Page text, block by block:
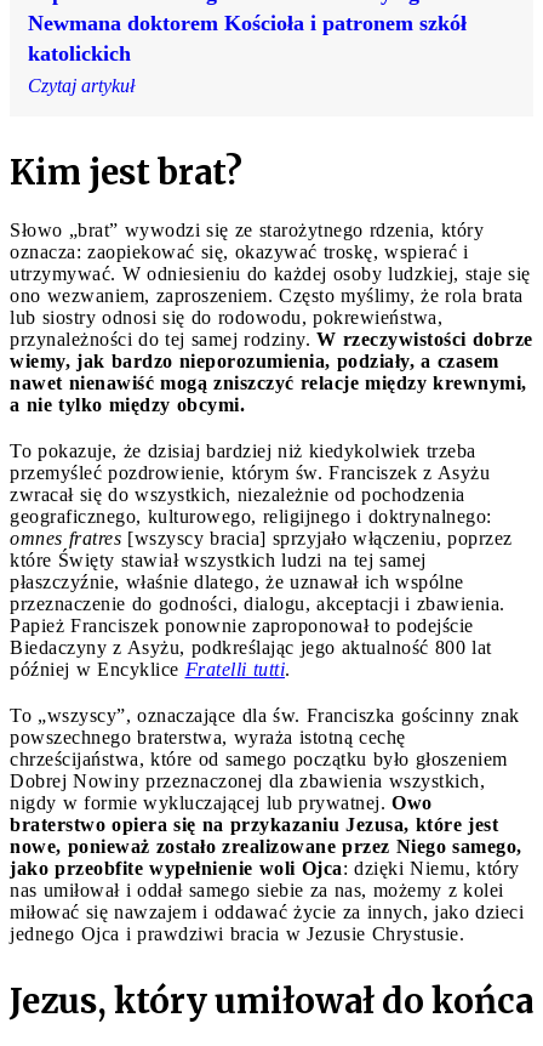
Newmana doktorem Kościoła i patronem szkół
katolickich
Czytaj artykuł
Kim jest brat?
Słowo „brat” wywodzi się ze starożytnego rdzenia, który
oznacza: zaopiekować się, okazywać troskę, wspierać i
utrzymywać. W odniesieniu do każdej osoby ludzkiej, staje się
ono wezwaniem, zaproszeniem. Często myślimy, że rola brata
lub siostry odnosi się do rodowodu, pokrewieństwa,
przynależności do tej samej rodziny. W rzeczywistości dobrze
wiemy, jak bardzo nieporozumienia, podziały, a czasem
nawet nienawiść mogą zniszczyć relacje między krewnymi,
a nie tylko między obcymi.
To pokazuje, że dzisiaj bardziej niż kiedykolwiek trzeba
przemyśleć pozdrowienie, którym św. Franciszek z Asyżu
zwracał się do wszystkich, niezależnie od pochodzenia
geograficznego, kulturowego, religijnego i doktrynalnego:
omnes fratres [wszyscy bracia] sprzyjało włączeniu, poprzez
które Święty stawiał wszystkich ludzi na tej samej
płaszczyźnie, właśnie dlatego, że uznawał ich wspólne
przeznaczenie do godności, dialogu, akceptacji i zbawienia.
Papież Franciszek ponownie zaproponował to podejście
Biedaczyny z Asyżu, podkreślając jego aktualność 800 lat
później w Encyklice Fratelli tutti.
To „wszyscy”, oznaczające dla św. Franciszka gościnny znak
powszechnego braterstwa, wyraża istotną cechę
chrześcijaństwa, które od samego początku było głoszeniem
Dobrej Nowiny przeznaczonej dla zbawienia wszystkich,
nigdy w formie wykluczającej lub prywatnej. Owo
braterstwo opiera się na przykazaniu Jezusa, które jest
nowe, ponieważ zostało zrealizowane przez Niego samego,
jako przeobfite wypełnienie woli Ojca: dzięki Niemu, który
nas umiłował i oddał samego siebie za nas, możemy z kolei
miłować się nawzajem i oddawać życie za innych, jako dzieci
jednego Ojca i prawdziwi bracia w Jezusie Chrystusie.
Jezus, który umiłował do końca